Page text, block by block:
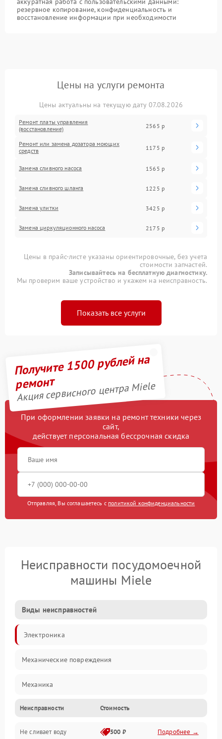
резервное копирование, конфиденциальность и
восстановление информации при необходимости
Цены на услуги ремонта
Цены актуальны на текущую дату 07.08.2026
Ремонт платы управления
(восстановление)
2565 р
Ремонт или замена дозатора моющих
средств
1175 р
Замена сливного насоса 1565 р
Замена сливного шланга 1225 р
Замена улитки 3425 р
Замена циркуляционного насоса 2175 р
Цены в прайс-листе указаны ориентировочные, без учета
стоимости запчастей.
Записывайтесь на бесплатную диагностику.
Мы проверим ваше устройство и укажем на неисправность.
Показать все услуги
Получите 1500 рублей на
ремонт
Акция сервисного центра Miele
При оформлении заявки на ремонт техники через
сайт,
действует персональная бессрочная скидка
Отправляя, Вы соглашаетесь с политикой конфиденциальности
Неисправности посудомоечной
машины Miele
Виды неисправностей
Электроника
Механические повреждения
Механика
Управление
Электропитание
Неисправности Стоимость
Не сливает воду 500 ₽ Подробнее →